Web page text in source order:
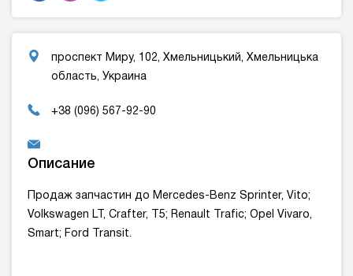
проспект Миру, 102, Хмельницький, Хмельницька
область, Украина
+38 (096) 567-92-90
Описание
Продаж запчастин до Mercedes-Benz Sprinter, Vito;
Volkswagen LT, Crafter, Т5; Renault Trafic; Opel Vivaro,
Smart; Ford Transit.